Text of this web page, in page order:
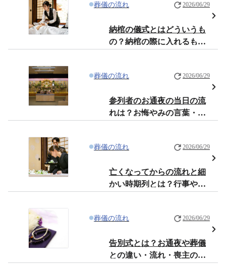
葬儀の流れ 2026/06/29
納棺の儀式とはどういうも
の？納棺の際に入れるもの
葬儀の流れ 2026/06/29
参列者のお通夜の当日の流
れは？お悔やみの言葉・注
葬儀の流れ 2026/06/29
亡くなってからの流れと細
かい時期列とは？行事や公
葬儀の流れ 2026/06/29
告別式とは？お通夜や葬儀
との違い・流れ・喪主の挨